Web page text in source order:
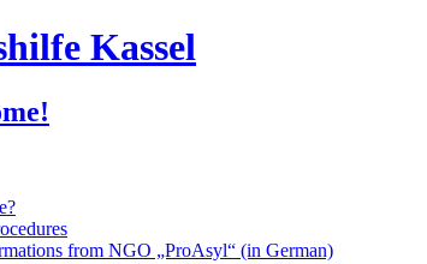
Kassel
from NGO „ProAsyl“ (in German)